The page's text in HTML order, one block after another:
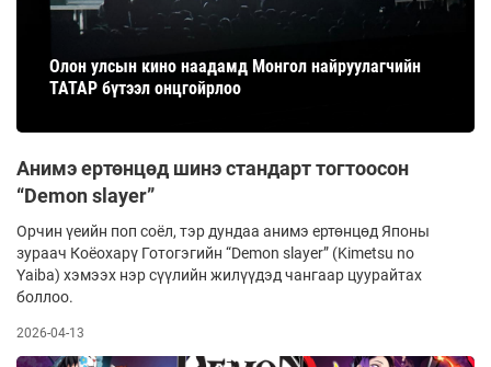
Олон улсын кино наадамд Монгол найруулагчийн
ТАТАР бүтээл онцгойрлоо
Анимэ ертөнцөд шинэ стандарт тогтоосон
“Demon slayer”
Орчин үеийн поп соёл, тэр дундаа ани­мэ ертөнцөд Японы
зураач Коёохарү Го­тогэгийн “Demon slayer” (Kimetsu no
Yaiba) хэмээх нэр сүүлийн жилүүдэд чангаар цуурайтах
боллоо.
2026-04-13